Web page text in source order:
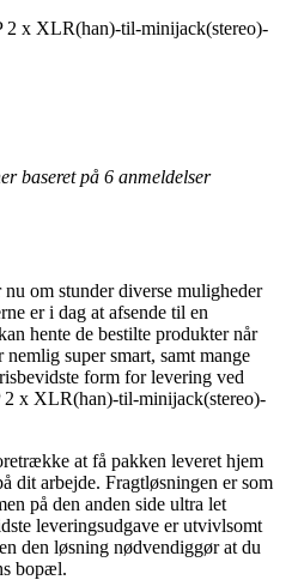
x XLR(han)-til-minijack(stereo)-
baseret på 6 anmeldelser
om stunder diverse muligheder
er i dag at afsende til en
hente de bestilte produkter når
super smart, samt mange
form for levering ved
x XLR(han)-til-minijack(stereo)-
at få pakken leveret hjem
dit arbejde. Fragtløsningen er som
på den anden side ultra let
leveringsudgave er utvivlsomt
den løsning nødvendiggør at du
bopæl.